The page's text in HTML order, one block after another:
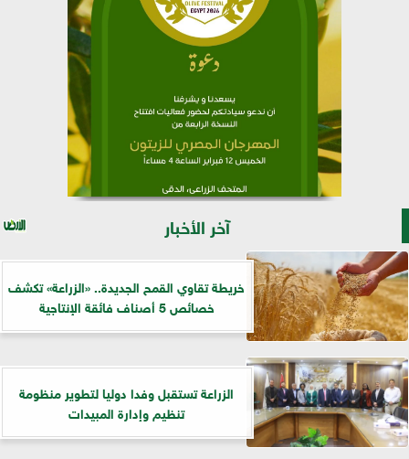
آخر الأخبار
خريطة تقاوي القمح الجديدة.. «الزراعة» تكشف
خصائص 5 أصناف فائقة الإنتاجية
الزراعة تستقبل وفدا دوليا لتطوير منظومة
تنظيم وإدارة المبيدات